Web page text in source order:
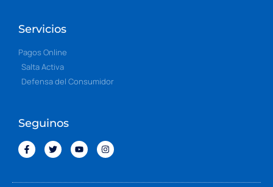
Servicios
Pagos Online
Salta Activa
Defensa del Consumidor
Seguinos